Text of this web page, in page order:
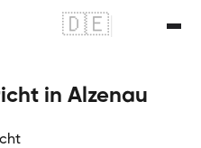
🇩🇪
in Alzenau